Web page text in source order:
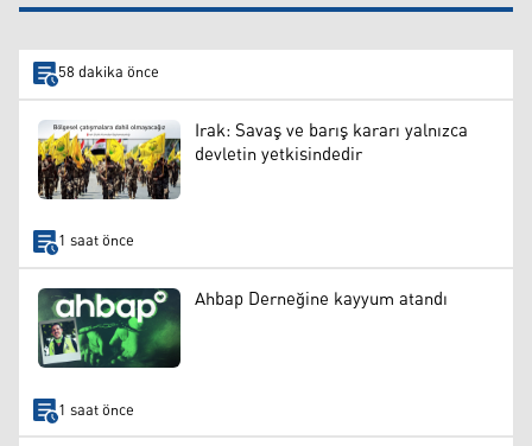
58 dakika önce
Irak: Savaş ve barış kararı yalnızca
devletin yetkisindedir
1 saat önce
Ahbap Derneğine kayyum atandı
1 saat önce